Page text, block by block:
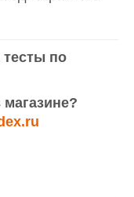
тесты по
магазине?